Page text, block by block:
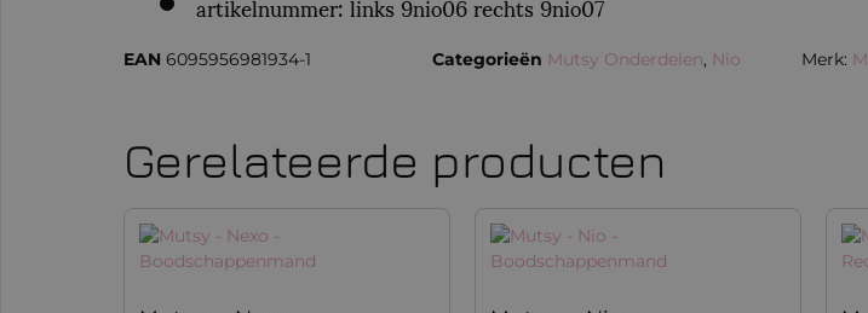
EAN 6095956981934-1 Categorieën Mutsy Onderdelen, Nio Merk:
Gerelateerde producten